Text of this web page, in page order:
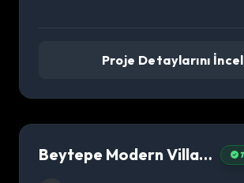
Proje Detaylarını
Beytepe Modern Villa Projesi Natamam / İleri Kaba